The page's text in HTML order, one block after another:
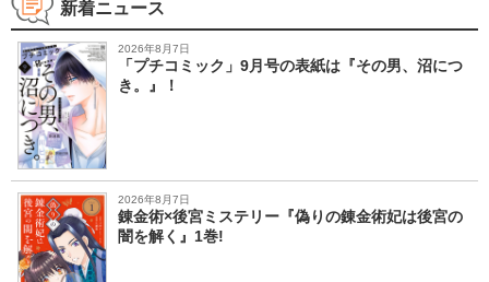
新着ニュース
2026年8月7日
「プチコミック」9月号の表紙は『その男、沼につ
き。』！
2026年8月7日
錬金術×後宮ミステリー『偽りの錬金術妃は後宮の
闇を解く』1巻!